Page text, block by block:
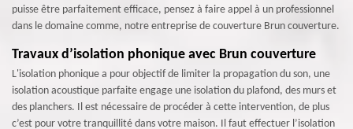
puisse être parfaitement efficace, pensez à faire appel à un professionnel
dans le domaine comme, notre entreprise de couverture Brun couverture.
Travaux d’isolation phonique avec Brun couverture
L'isolation phonique a pour objectif de limiter la propagation du son, une
isolation acoustique parfaite engage une isolation du plafond, des murs et
des planchers. Il est nécessaire de procéder à cette intervention, de plus
c’est pour votre tranquillité dans votre maison. Il faut effectuer l’isolation